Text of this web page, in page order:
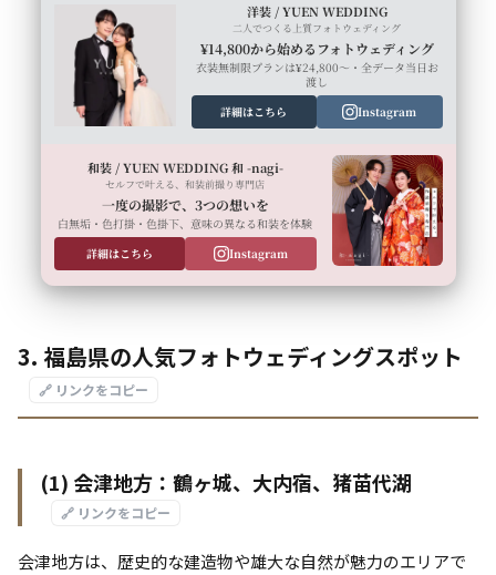
洋装 / YUEN WEDDING
二人でつくる上質フォトウェディング
¥14,800から始めるフォトウェディング
衣装無制限プランは¥24,800〜・全データ当日お
渡し
詳細はこちら
Instagram
和装 / YUEN WEDDING 和 -nagi-
セルフで叶える、和装前撮り専門店
一度の撮影で、3つの想いを
白無垢・色打掛・色掛下、意味の異なる和装を体験
詳細はこちら
Instagram
3. 福島県の人気フォトウェディングスポット
🔗 リンクをコピー
(1) 会津地方：鶴ヶ城、大内宿、猪苗代湖
🔗 リンクをコピー
会津地方は、歴史的な建造物や雄大な自然が魅力のエリアで